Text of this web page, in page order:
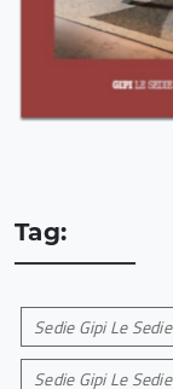
Tag:
Sedie Gipi Le
Sedie Gipi Le